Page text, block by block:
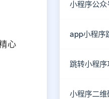
心
小程序公众
app小程序
跳转小程
小程序二